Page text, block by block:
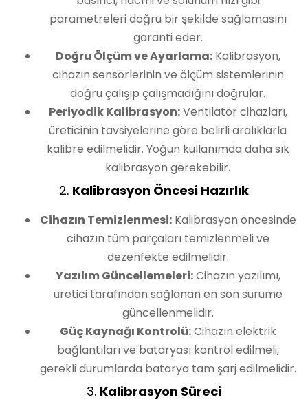
parametreleri doğru bir şekilde sağlamasını
garanti eder.
Doğru Ölçüm ve Ayarlama:Kalibrasyon,
cihazın sensörlerinin ve ölçüm sistemlerinin
doğru çalışıp çalışmadığını doğrular.
Periyodik Kalibrasyon:Ventilatör cihazları,
üreticinin tavsiyelerine göre belirli aralıklarla
kalibre edilmelidir. Yoğun kullanımda daha sık
kalibrasyon gerekebilir.
2. Kalibrasyon Öncesi Hazırlık
Cihazın Temizlenmesi:Kalibrasyon öncesinde
cihazın tüm parçaları temizlenmeli ve
dezenfekte edilmelidir.
Yazılım Güncellemeleri:Cihazın yazılımı,
üretici tarafından sağlanan en son sürüme
güncellenmelidir.
Güç Kaynağı Kontrolü:Cihazın elektrik
bağlantıları ve bataryası kontrol edilmeli,
gerekli durumlarda batarya tam şarj edilmelidir.
3. Kalibrasyon Süreci